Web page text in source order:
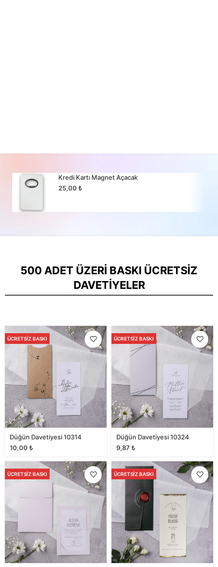
Kredi Kartı Magnet Açacak
25,00₺
500 ADET ÜZERI BASKI ÜCRETSIZ
DAVETIYELER
ÜCRETSIZ BASKI
Düğün Davetiyesi 10314
10,00 ₺
ÜCRETSIZ BASKI
Düğün Davetiyesi 10324
9,87 ₺
ÜCRETSIZ BASKI ÜCRETSIZ BASKI